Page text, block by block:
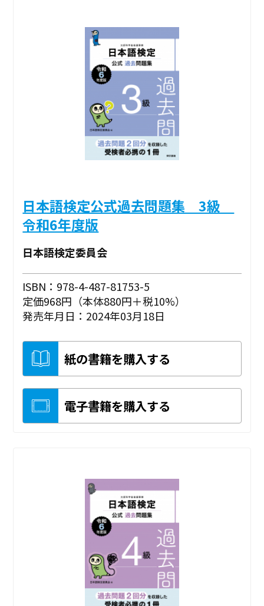
日本語検定公式過去問題集 3級
令和6年度版
日本語検定委員会
ISBN：978-4-487-81753-5
定価968円（本体880円＋税10%）
発売年月日：2024年03月18日
紙の書籍を購入する
電子書籍を購入する